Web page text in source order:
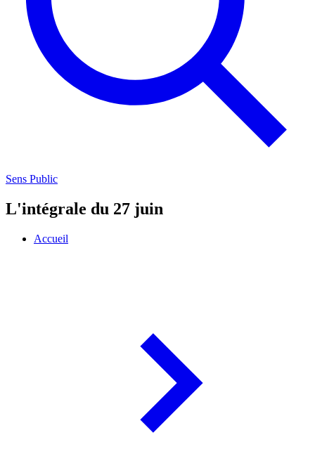
Sens Public
L'intégrale du 27 juin
Accueil